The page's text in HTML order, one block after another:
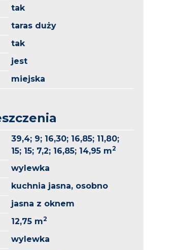
tak
taras duży
tak
jest
miejska
39,4; 9; 16,30; 16,85; 11,80;
15; 15; 7,2; 16,85; 14,95 m2
wylewka
kuchnia jasna, osobno
jasna z oknem
12,75 m2
wylewka